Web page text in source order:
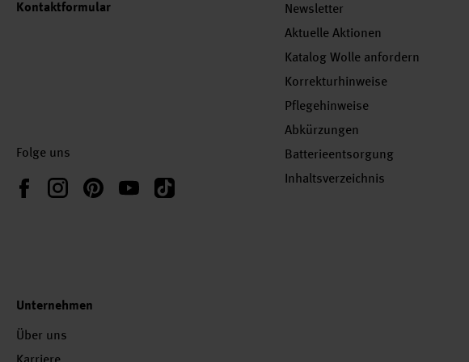
Kontaktformular
Folge uns
FacebookInstagramPinterestYouTubeTikTok
Newsletter
Aktuelle Aktionen
Katalog Wolle anfordern
Korrekturhinweise
Pflegehinweise
Abkürzungen
Batterieentsorgung
Inhaltsverzeichnis
Unternehmen
Über uns